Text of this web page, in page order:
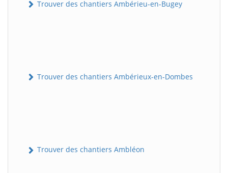
Trouver des chantiers Ambérieu-en-Bugey
Trouver des chantiers Ambérieux-en-Dombes
Trouver des chantiers Ambléon